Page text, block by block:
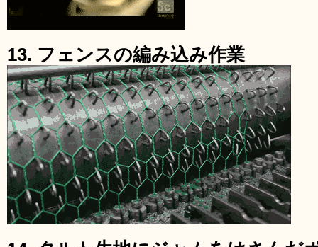
13. フェンスの編み込み作業